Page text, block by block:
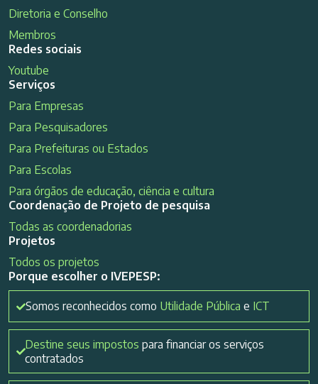
Diretoria e Conselho
Membros
Redes sociais
Youtube
Serviços
Para Empresas
Para Pesquisadores
Para Prefeituras ou Estados
Para Escolas
Para órgãos de educação, ciência e cultura
Coordenação de Projeto de pesquisa
Todas as coordenadorias
Projetos
Todos os projetos
Porque escolher o IVEPESP:
Somos reconhecidos como Utilidade Pública e ICT
Destine seus impostos para financiar os serviços
contratados